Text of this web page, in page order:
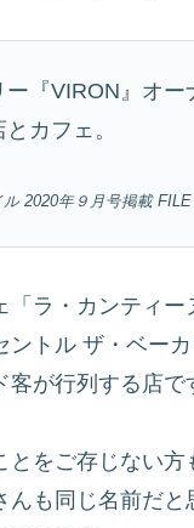
『VIRON』オ
カフェ。
2020年９月号掲載 FILE
「ラ・カンティ
トル ザ・ベー
が行列する店で
とをご存じない
も同じ名前だと